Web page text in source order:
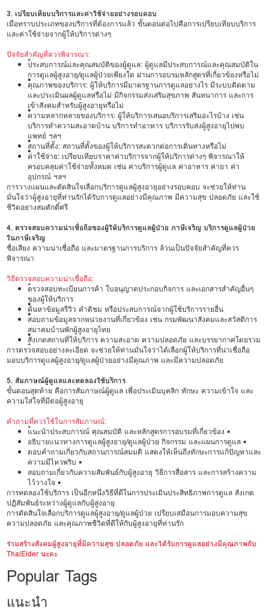
3. เปรียบเทียบบริการและค่าใช้จ่ายอย่างรอบคอบ
เมื่อทราบประเภทของบริการที่ต้องการแล้ว ขั้นตอนต่อไปคือการเปรียบเทียบบริการ
และค่าใช้จ่ายจากผู้ให้บริการต่างๆ
ปัจจัยสำคัญที่ควรพิจารณา:
•
ประสบการณ์และคุณสมบัติของผู้ดูแล: ผู้ดูแลมีประสบการณ์และคุณสมบัติใน
การดูแลผู้สูงอายุ/ดูแลผู้ป่วยเพียงใด ผ่านการอบรมหลักสูตรที่เกี่ยวข้องหรือไม่
•
คุณภาพของบริการ: ผู้ให้บริการมีมาตรฐานการดูแลอย่างไร มีระบบติดตาม
และประเมินผลผู้ดูแลหรือไม่ มีกิจกรรมส่งเสริมสุขภาพ สันทนาการ และการ
เข้าสังคมสำหรับผู้สูงอายุหรือไม่
•ความหลากหลายของบริการ: ผู้ให้บริการเสนอบริการเสริมอะไรบ้าง เช่น
บริการทำความสะอาดบ้าน บริการทำอาหาร บริการรับส่งผู้สูงอายุไปพบ
แพทย์ ฯลฯ
•
สถานที่ตั้ง: สถานที่ตั้งของผู้ให้บริการสะดวกต่อการเดินทางหรือไม่
•
ค่าใช้จ่าย: เปรียบเทียบราคาค่าบริการจากผู้ให้บริการต่างๆ พิจารณาให้
ครอบคลุมค่าใช้จ่ายทั้งหมด เช่น ค่าบริการผู้ดูแล ค่าอาหาร ค่ายา ค่า
อุปกรณ์ ฯลฯ
การวางแผนและตัดสินใจเลือกบริการดูแลผู้สูงอายุอย่างรอบคอบ จะช่วยให้ท่าน
มั่นใจว่าผู้สูงอายุที่ท่านรักได้รับการดูแลอย่างมีคุณภาพ มีความสุข ปลอดภัย และใช้
ชีวิตอย่างสมศักดิ์ศรี
4. ตรวจสอบความน่าเชื่อถือของผู้ให้บริการดูแลผู้ป่วย ภาษีเจริญ บริการดูแลผู้ป่วย
ในภาษีเจริญ
ชื่อเสียง ความน่าเชื่อถือ และมาตรฐานการบริการ ล้วนเป็นปัจจัยสำคัญที่ควร
พิจารณา
วิธีตรวจสอบความน่าเชื่อถือ:
•
ตรวจสอบทะเบียนการค้า ใบอนุญาตประกอบกิจการ และเอกสารสำคัญอื่นๆ
ของผู้ให้บริการ
•
ค้นหาข้อมูลรีวิว คำติชม หรือประสบการณ์จากผู้ใช้บริการรายอื่น
•
สอบถามข้อมูลจากหน่วยงานที่เกี่ยวข้อง เช่น กรมพัฒนาสังคมและสวัสดิการ
สมาคมบ้านพักผู้สูงอายุไทย
•
สังเกตสถานที่ให้บริการ ความสะอาด ความปลอดภัย และบรรยากาศโดยรวม
•
การตรวจสอบอย่างละเอียด จะช่วยให้ท่านมั่นใจว่าได้เลือกผู้ให้บริการที่น่าเชื่อถือ
มอบบริการดูแลผู้สูงอายุ/ดูแลผู้ป่วยอย่างมีคุณภาพ และมีความปลอดภัย
5. สัมภาษณ์ผู้ดูแลและทดลองใช้บริการ
ขั้นตอนสุดท้าย คือการสัมภาษณ์ผู้ดูแล เพื่อประเมินบุคลิก ทักษะ ความเข้าใจ และ
ความใส่ใจที่มีต่อผู้สูงอายุ
คำถามที่ควรใช้ในการสัมภาษณ์:
•
แนะนำประสบการณ์ คุณสมบัติ และหลักสูตรการอบรมที่เกี่ยวข้อง •
อธิบายแนวทางการดูแลผู้สูงอายุ/ดูแลผู้ป่วย กิจกรรม และแผนการดูแล •
ตอบคำถามเกี่ยวกับสถานการณ์สมมติ แสดงให้เห็นถึงทักษะการแก้ปัญหาและ
ความมีไหวพริบ •
สอบถามเกี่ยวกับความสัมพันธ์กับผู้สูงอายุ วิธีการสื่อสาร และการสร้างความ
ไว้วางใจ •
การทดลองใช้บริการ เป็นอีกหนึ่งวิธีที่ดีในการประเมินประสิทธิภาพการดูแล สังเกต
ปฏิสัมพันธ์ระหว่างผู้ดูแลกับผู้สูงอายุ
การตัดสินใจเลือกบริการดูแลผู้สูงอายุ/ดูแลผู้ป่วย เปรียบเสมือนการมอบความสุข
ความปลอดภัย และคุณภาพชีวิตที่ดีให้กับผู้สูงอายุที่ท่านรัก
ร่วมสร้างสังคมผู้สูงอายุที่มีความสุข ปลอดภัย และได้รับการดูแลอย่างมีคุณภาพกับ
ThaiElder นะคะ
Popular Tags
แนะนำ